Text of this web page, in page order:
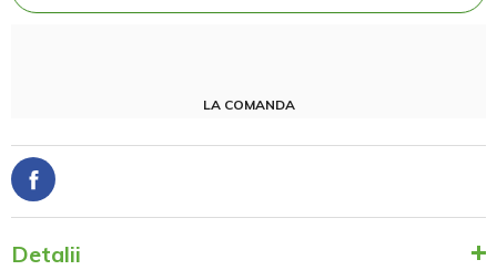
LA COMANDA
Detalii